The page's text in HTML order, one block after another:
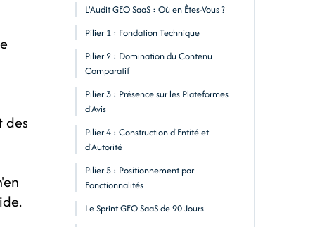
des
L'Audit GEO SaaS : Où en Êtes-Vous ?
Pilier 1 : Fondation Technique
Pilier 2 : Domination du Contenu
Comparatif
Pilier 3 : Présence sur les Plateformes
d'Avis
Pilier 4 : Construction d'Entité et
d'Autorité
Pilier 5 : Positionnement par
Fonctionnalités
Le Sprint GEO SaaS de 90 Jours